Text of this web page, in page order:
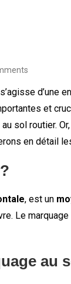
d’une
et
sol routier.
en détail
, est un
Le
au